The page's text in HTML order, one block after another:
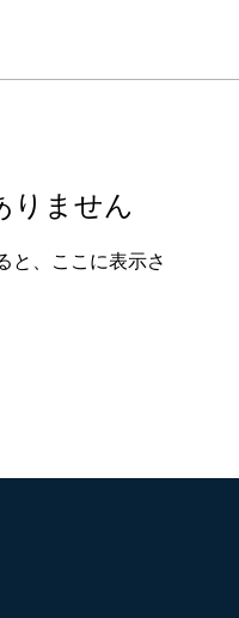
りません
と、ここに表示さ